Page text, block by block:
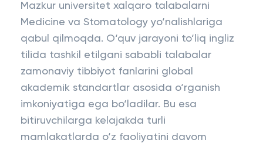
Mazkur universitet xalqaro talabalarni
Medicine va Stomatology yo‘nalishlariga
qabul qilmoqda. O‘quv jarayoni to‘liq ingliz
tilida tashkil etilgani sababli talabalar
zamonaviy tibbiyot fanlarini global
akademik standartlar asosida o‘rganish
imkoniyatiga ega bo‘ladilar. Bu esa
bitiruvchilarga kelajakda turli
mamlakatlarda o‘z faoliyatini davom